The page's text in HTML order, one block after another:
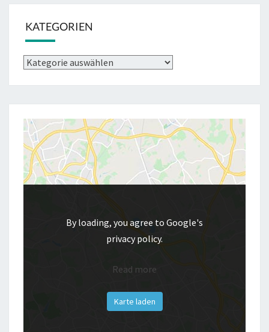
KATEGORIEN
Kategorien
By loading, you agree to Google's
privacy policy.
Read more
Karte laden